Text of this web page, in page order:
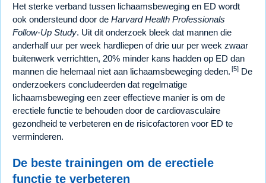
Het sterke verband tussen lichaamsbeweging en ED wordt
ook ondersteund door de Harvard Health Professionals
Follow-Up Study. Uit dit onderzoek bleek dat mannen die
anderhalf uur per week hardliepen of drie uur per week zwaar
buitenwerk verrichtten, 20% minder kans hadden op ED dan
mannen die helemaal niet aan lichaamsbeweging deden. [5] De
onderzoekers concludeerden dat regelmatige
lichaamsbeweging een zeer effectieve manier is om de
erectiele functie te behouden door de cardiovasculaire
gezondheid te verbeteren en de risicofactoren voor ED te
verminderen.
De beste trainingen om de erectiele
functie te verbeteren